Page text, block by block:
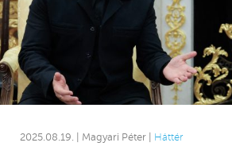
2025.08.19. | Magyari Péter | Háttér